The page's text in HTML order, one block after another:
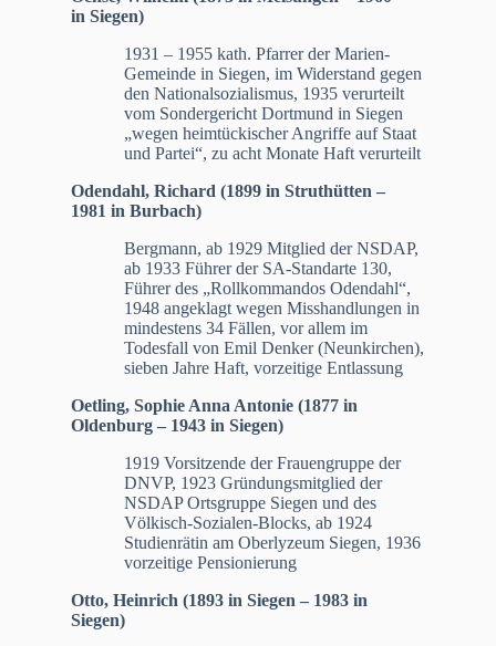
in Siegen)
1931 – 1955 kath. Pfarrer der Marien-
Gemeinde in Siegen, im Widerstand gegen
den Nationalsozialismus, 1935 verurteilt
vom Sondergericht Dortmund in Siegen
„wegen heimtückischer Angriffe auf Staat
und Partei“, zu acht Monate Haft verurteilt
Odendahl, Richard (1899 in Struthütten –
1981 in Burbach)
Bergmann, ab 1929 Mitglied der NSDAP,
ab 1933 Führer der SA-Standarte 130,
Führer des „Rollkommandos Odendahl“,
1948 angeklagt wegen Misshandlungen in
mindestens 34 Fällen, vor allem im
Todesfall von Emil Denker (Neunkirchen),
sieben Jahre Haft, vorzeitige Entlassung
Oetling, Sophie Anna Antonie (1877 in
Oldenburg – 1943 in Siegen)
1919 Vorsitzende der Frauengruppe der
DNVP, 1923 Gründungsmitglied der
NSDAP Ortsgruppe Siegen und des
Völkisch-Sozialen-Blocks, ab 1924
Studienrätin am Oberlyzeum Siegen, 1936
vorzeitige Pensionierung
Otto, Heinrich (1893 in Siegen – 1983 in
Siegen)